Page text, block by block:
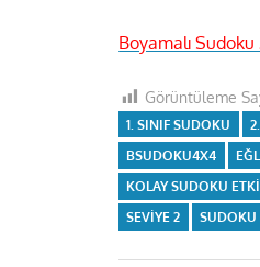
Boyamalı Sudoku
Görüntüleme
1. SINIF SUDOKU
BSUDOKU4X4
KOLAY SUDOKU
SEVIYE 2
SUDOKU